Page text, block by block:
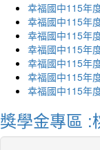
幸福國中115年
幸福國中115年
幸福國中115年
幸福國中115年
幸福國中115年
幸福國中115年
幸福國中115年
獎學金專區 :